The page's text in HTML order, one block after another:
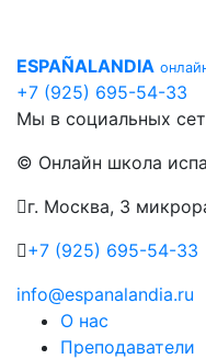
ESPAÑALANDIA
+7 (925) 695-54-33
Мы в социальных
© Онлайн школа
г. Москва, 3
+7 (925) 695-54-33
info@espanalandia.ru
О нас
Преподаватели